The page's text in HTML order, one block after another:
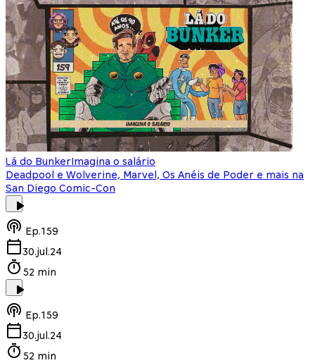
Lá do BunkerImagina o salário
Deadpool e Wolverine, Marvel, Os Anéis de Poder e mais na
San Diego Comic-Con
Ep.159
30.jul.24
52 min
Ep.159
30.jul.24
52 min